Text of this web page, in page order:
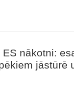
ES nākotni:
jāstūrē